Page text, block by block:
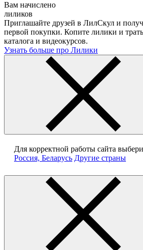
Вам начислено
лиликов
Приглашайте друзей в ЛилСкул и
первой покупки. Копите лилики и
каталога и видеокурсов.
Узнать больше про Лилики
Для корректной работы сайта
Россия, Беларусь Другие страны